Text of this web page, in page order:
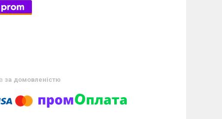
за домовленістю